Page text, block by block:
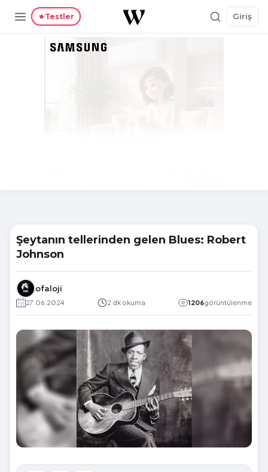
Testler Giriş
Şeytanın tellerinden gelen Blues: Robert
Johnson
ofaloji
27.06.2024 2 dk okuma 1206görüntülenme